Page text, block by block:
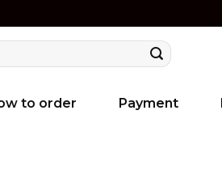
to order Payment